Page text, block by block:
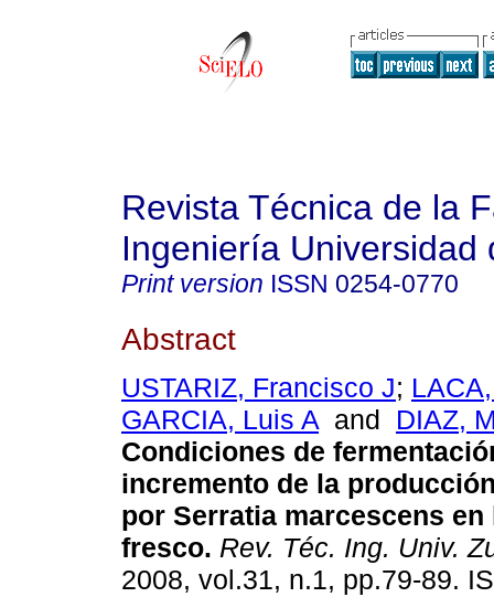
Revista Técnica de la
Ingeniería Universidad
Print version ISSN 0254-0770
Abstract
USTARIZ, Francisco J;
GARCIA, Luis A and DIAZ,
Condiciones de
incremento de la
por Serratia marcescens
fresco. Rev. Téc. Ing. Univ.
2008, vol.31, n.1, pp.79-89.